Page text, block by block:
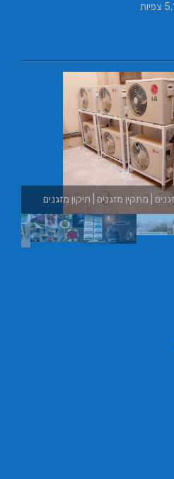
בורגר באשכול | בורגר 232 | Burger 232 | בורגר בר